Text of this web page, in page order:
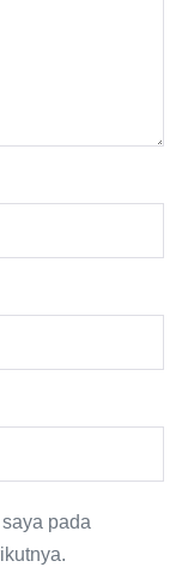
pada